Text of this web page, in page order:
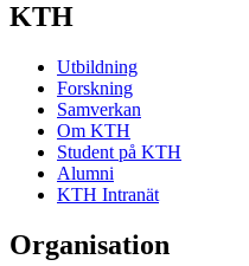
KTH
Utbildning
Forskning
Samverkan
Om KTH
Student på KTH
Alumni
KTH Intranät
Organisation